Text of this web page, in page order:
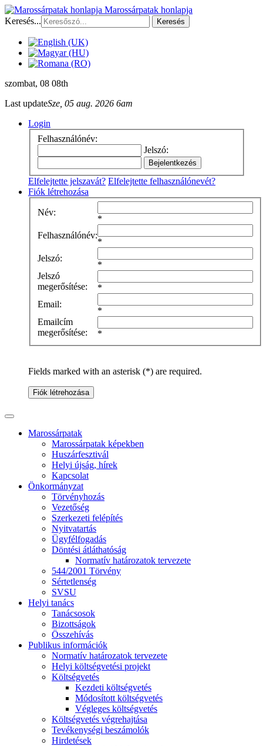
Marossárpatak honlapja
Keresés...
Keresés
szombat, 08 08th
Last updateSze, 05 aug. 2026 6am
Login
Felhasználónév:
Jelszó:
Elfelejtette jelszavát? Elfelejtette felhasználónevét?
Fiók létrehozása
Név:
*
Felhasználónév:
*
Jelszó:
*
Jelszó
megerősítése:
*
Email:
*
Emailcím
megerősítése:
*
Fields marked with an asterisk (*) are required.
Fiók létrehozása
Marossárpatak
Marossárpatak képekben
Huszárfesztivál
Helyi újság, hírek
Kapcsolat
Önkormányzat
Törvényhozás
Vezetőség
Szerkezeti felépítés
Nyitvatartás
Ügyfélfogadás
Döntési átláthatóság
Normatív határozatok tervezete
544/2001 Törvény
Sértetlenség
SVSU
Helyi tanács
Tanácsosok
Bizottságok
Összehívás
Publikus információk
Normatív határozatok tervezete
Helyi költségvetési projekt
Költségvetés
Kezdeti költségvetés
Módosított költségvetés
Végleges költségvetés
Költségvetés végrehajtása
Tevékenységi beszámolók
Hirdetések